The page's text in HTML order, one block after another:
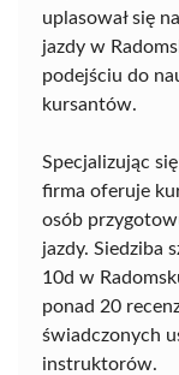
uplasował się
jazdy w
podejściu do
kursantów.
Specjalizując
firma oferuje
osób
jazdy. Siedziba
10d w
ponad 20
świadczonych
instruktorów.